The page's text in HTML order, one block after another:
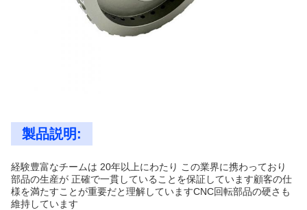
製品説明:
経験豊富なチームは 20年以上にわたり この業界に携わっており
部品の生産が 正確で一貫していることを保証しています顧客の仕
様を満たすことが重要だと理解していますCNC回転部品の硬さも
維持しています